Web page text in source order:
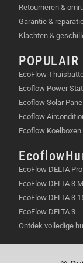
robot
borstel.
Voor
Voor
tapijten.
IN DE
Dreame
Zijborstel
Stofzak
Retourneren &
Garantie &
Klachten &
POPULAIR
EcoFlow
Ecoflow Power
Ecoflow Solar
Ecoflow
Ecoflow Koelboxen
EcoFlow DELTA
EcoFlow DELTA 3
EcoFlow DELTA 3
EcoFlow DELTA 3
Ontdek volledige